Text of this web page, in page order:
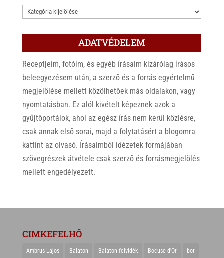
KATEGÓRIÁK
ADATVÉDELEM
Receptjeim, fotóim, és egyéb írásaim kizárólag írásos
beleegyezésem után, a szerző és a forrás egyértelmű
megjelölése mellett közölhetőek más oldalakon, vagy
nyomtatásban. Ez alól kivételt képeznek azok a
gyűjtőportálok, ahol az egész írás nem kerül közlésre,
csak annak első sorai, majd a folytatásért a blogomra
kattint az olvasó. Írásaimból idézetek formájában
szövegrészek átvétele csak szerző és forrásmegjelölés
mellett engedélyezett.
CIMKEFELHŐ
Ambrus Lajos Balaton Balaton-felvidék Bocuse d'Or bor